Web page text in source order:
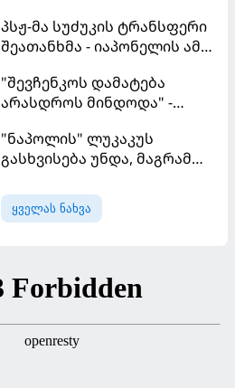
პსჟ-მა სუძუკის ტრანსფერი
შეათანხმა - იაპონელის ამ
შევალიეს
გადაწყვეტილებაზე გადის
"შევჩენკოს დამატება
არასდროს მინდოდა" -
ტრანსფერი გაიხსენა
"ნაპოლის" ლუკაკუს
გასხვისება უნდა, მაგრამ
უთანხმდება
ყველას ნახვა